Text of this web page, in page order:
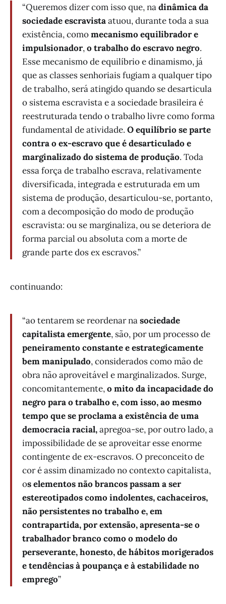
“Queremos dizer com isso que, nadinâmica da
sociedade escravistaatuou, durante toda a sua
existência, comomecanismo equilibrador e
impulsionador,o trabalho do escravo negro.
Esse mecanismo de equilíbrio e dinamismo, já
que as classes senhoriais fugiam a qualquer tipo
de trabalho, será atingido quando se desarticula
o sistema escravista e a sociedade brasileira é
reestruturada tendo o trabalho livre como forma
fundamental de atividade. O equilíbrio se parte
contra o ex-escravo que é desarticulado e
marginalizado do sistema de produção. Toda
essa força de trabalho escrava, relativamente
diversificada, integrada e estruturada em um
sistema de produção, desarticulou-se, portanto,
com a decomposição do modo de produção
escravista: ou se marginaliza, ou se deteriora de
forma parcial ou absoluta com a morte de
grande parte dos ex escravos.”
continuando:
“ao tentarem se reordenar nasociedade
capitalista emergente, são, por um processo de
peneiramento constante e estrategicamente
bem manipulado, considerados como mão de
obra não aproveitável e marginalizados. Surge,
concomitantemente,o mito da incapacidade do
negro para o trabalho e, com isso, ao mesmo
tempo que se proclama a existência de uma
democracia racial,apregoa-se, por outro lado, a
impossibilidade de se aproveitar esse enorme
contingente de ex-escravos. O preconceito de
cor é assim dinamizado no contexto capitalista,
os elementos não brancos passam a ser
estereotipados como indolentes, cachaceiros,
não persistentes no trabalho e, em
contrapartida, por extensão, apresenta-se o
trabalhador branco como o modelo do
perseverante, honesto, de hábitos morigerados
e tendências à poupança e à estabilidade no
emprego”